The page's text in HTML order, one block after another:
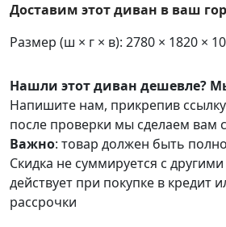
Доставим этот диван в ваш
Размер (ш × г × в): 2780 × 1820 ×
Нашли этот диван дешевле?
Напишите нам, прикрепив
после проверки мы сделаем вам
Важно: товар должен быть
Скидка не суммируется с
действует при покупке в кредит
рассрочки